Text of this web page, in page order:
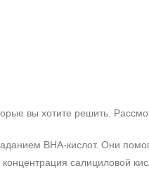
вы хотите решить.
BHA-кислот. Они
салициловой